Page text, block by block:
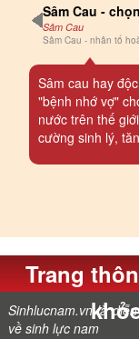
Sâm Cau -
Sâm Cau
Sâm Cau - nhân tố
Sâm cau hay
"bệnh nhớ vợ"
nước trên thế
cường sinh lý,
Trang
Sinhlucnam.vn là
về sinh lực nam